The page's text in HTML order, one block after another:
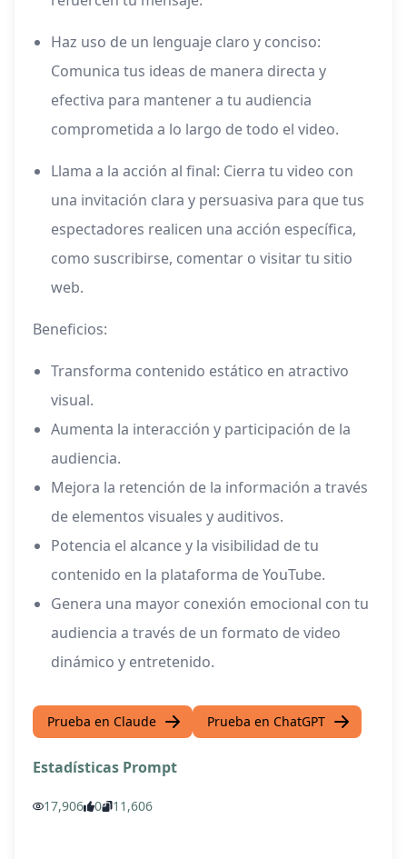
Haz uso de un lenguaje claro y conciso:
Comunica tus ideas de manera directa y
efectiva para mantener a tu audiencia
comprometida a lo largo de todo el video.
Llama a la acción al final: Cierra tu video con
una invitación clara y persuasiva para que tus
espectadores realicen una acción específica,
como suscribirse, comentar o visitar tu sitio
web.
Beneficios:
Transforma contenido estático en atractivo
visual.
Aumenta la interacción y participación de la
audiencia.
Mejora la retención de la información a través
de elementos visuales y auditivos.
Potencia el alcance y la visibilidad de tu
contenido en la plataforma de YouTube.
Genera una mayor conexión emocional con tu
audiencia a través de un formato de video
dinámico y entretenido.
Prueba en Claude Prueba en ChatGPT
Estadísticas Prompt
17,906 0 11,606